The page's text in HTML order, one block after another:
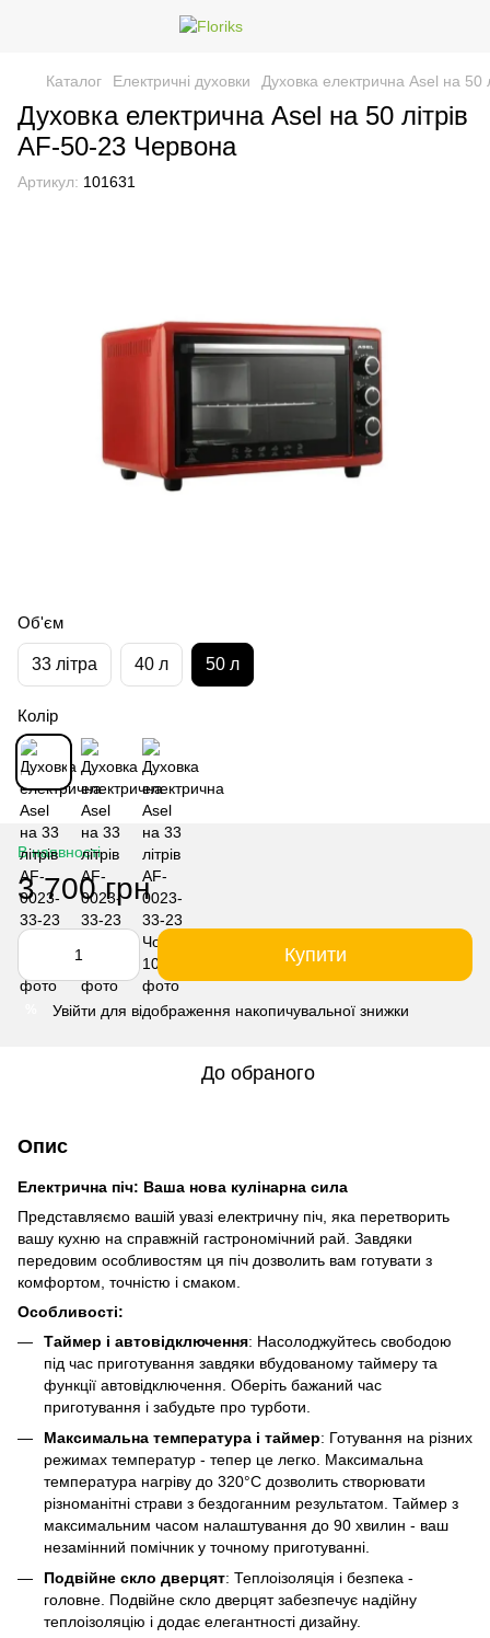
Каталог Електричні духовки Духовка електрична Asel на 50
Духовка електрична Asel на 50 літрів
АF-50-23 Червона
Артикул: 101631
Об'єм
33 літра 40 л 50 л
Колір
В наявності
3 700 грн
Купити
Увійти для відображення накопичувальної знижки
До обраного
Опис
Електрична піч: Ваша нова кулінарна сила
Представляємо вашій увазі електричну піч, яка перетворить
вашу кухню на справжній гастрономічний рай. Завдяки
передовим особливостям ця піч дозволить вам готувати з
комфортом, точністю і смаком.
Особливості:
Таймер і автовідключення: Насолоджуйтесь свободою
під час приготування завдяки вбудованому таймеру та
функції автовідключення. Оберіть бажаний час
приготування і забудьте про турботи.
Максимальна температура і таймер: Готування на різних
режимах температур - тепер це легко. Максимальна
температура нагріву до 320°C дозволить створювати
різноманітні страви з бездоганним результатом. Таймер з
максимальним часом налаштування до 90 хвилин - ваш
незамінний помічник у точному приготуванні.
Подвійне скло дверцят: Теплоізоляція і безпека -
головне. Подвійне скло дверцят забезпечує надійну
теплоізоляцію і додає елегантності дизайну.